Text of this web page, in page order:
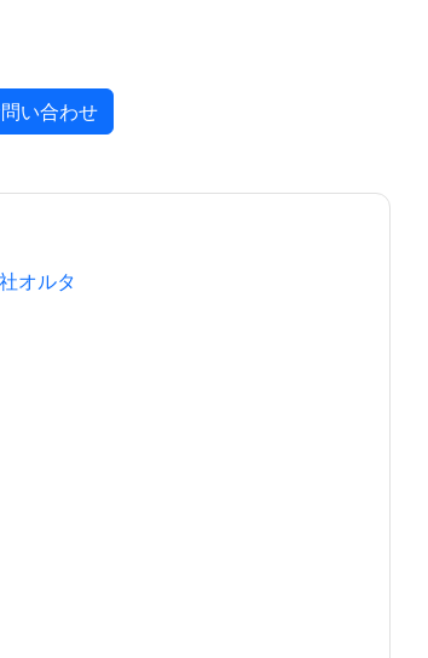
い合わせ
オルタ